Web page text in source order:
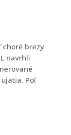
choré brezy
navrhli
Pol